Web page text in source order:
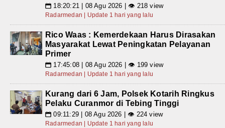
📅 18:20:21 | 08 Agu 2026 | 👁 218 view
Radarmedan | Update 1 hari yang lalu
Rico Waas : Kemerdekaan Harus Dirasakan
Masyarakat Lewat Peningkatan Pelayanan
Primer
📅 17:45:08 | 08 Agu 2026 | 👁 199 view
Radarmedan | Update 1 hari yang lalu
Kurang dari 6 Jam, Polsek Kotarih Ringkus
Pelaku Curanmor di Tebing Tinggi
📅 09:11:29 | 08 Agu 2026 | 👁 224 view
Radarmedan | Update 1 hari yang lalu